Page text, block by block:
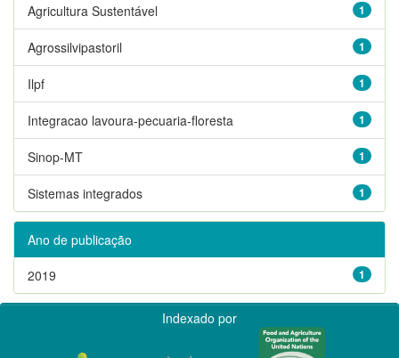
1
Agricultura Sustentável
1
Agrossilvipastoril
1
Ilpf
1
Integracao lavoura-pecuaria-floresta
1
Sinop-MT
1
Sistemas integrados
Ano de publicação
1
2019
Indexado por